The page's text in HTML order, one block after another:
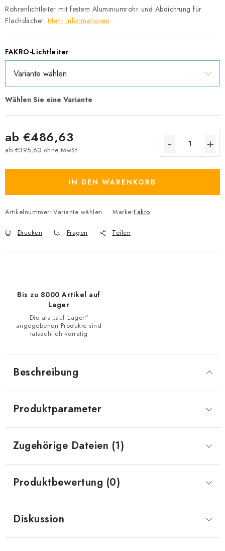
Röhrenlichtleiter mit festem Aluminiumrohr und Abdichtung für
Flachdächer. Mehr Informationen
FAKRO-Lichtleiter
ab €486,63
ab €395,63 ohne MwSt.
IN DEN WARENKORB
Artikelnummer: Variante wählen Marke:Fakro
Drucken Fragen Teilen
Bis zu 8000 Artikel auf
Lager
Die als „auf Lager“
angegebenen Produkte sind
tatsächlich vorrätig
Beschreibung
Produktparameter
Zugehörige Dateien (1)
Produktbewertung (0)
Diskussion